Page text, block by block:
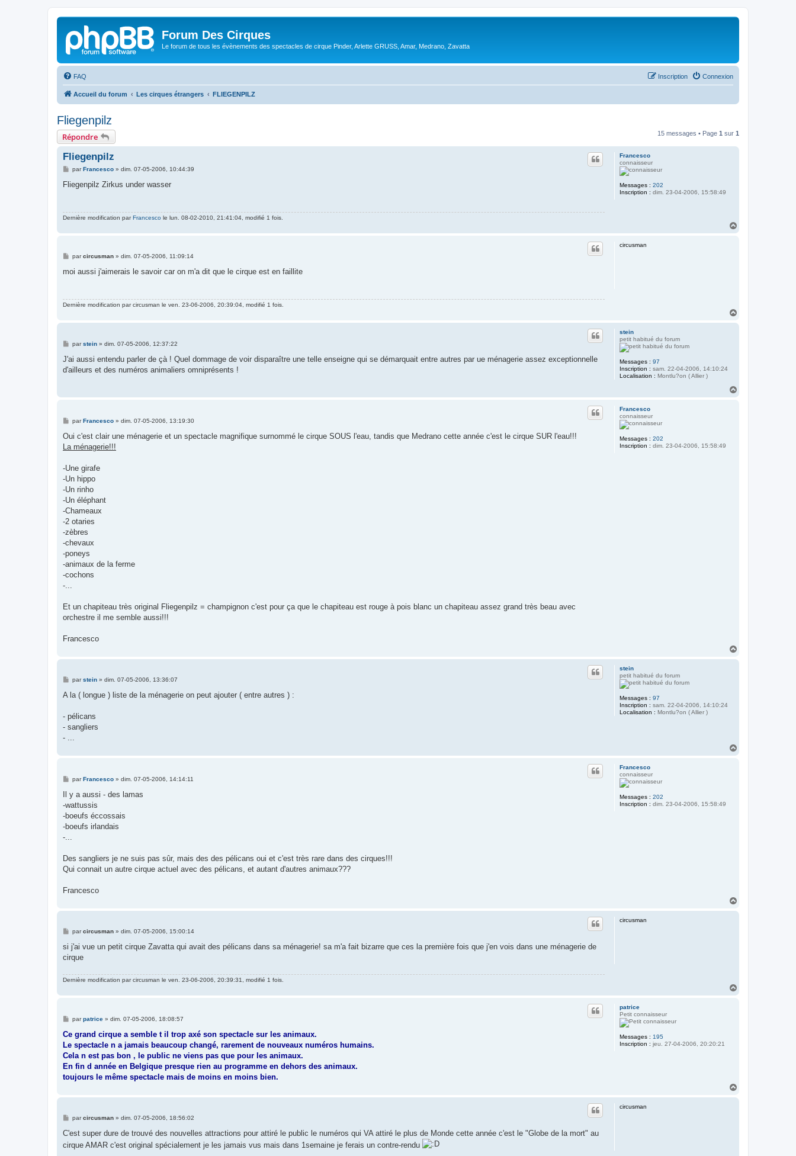
Forum Des Cirques
Le forum de tous les évènements des spectacles de cirque Pinder, Arlette GRUSS, Amar, Medrano, Zavatta
FAQ Connexion
Inscription
Accueil du forum Les cirques étrangers FLIEGENPILZ
Fliegenpilz
Répondre 15 messages • Page 1 sur 1
Francesco
connaisseur
Messages : 202
Inscription : dim. 23-04-2006, 15:58:49
Fliegenpilz
M
s
e
parFrancesco» dim. 07-05-2006, 10:44:39
Fliegenpilz Zirkus under wasser
Dernière modification parFrancesco le lun. 08-02-2010, 21:41:04, modifié 1 fois.
circusman
M
s
e
parcircusman» dim. 07-05-2006, 11:09:14
moi aussi j'aimerais le savoir car on m'a dit que le cirque est en faillite
Dernière modification parcircusman le ven. 23-06-2006, 20:39:04, modifié 1 fois.
stein
petit habitué du forum
Messages : 97
Inscription : sam. 22-04-2006, 14:10:24
Localisation : Montlu?on ( Allier )
M
s
a
parstein» dim. 07-05-2006, 12:37:22
J'ai aussi entendu parler de çà ! Quel dommage de voir disparaître une telle enseigne qui se démarquait entre autres par ue ménagerie assez exceptionnelle
d'ailleurs et des numéros animaliers omniprésents !
Francesco
connaisseur
Messages : 202
Inscription : dim. 23-04-2006, 15:58:49
M
s
a
parFrancesco» dim. 07-05-2006, 13:19:30
Oui c'est clair une ménagerie et un spectacle magnifique surnommé le cirque SOUS l'eau, tandis que Medrano cette année c'est le cirque SUR l'eau!!!
La ménagerie!!!
-Une girafe
-Un hippo
-Un rinho
-Un éléphant
-Chameaux
-2 otaries
-zèbres
-chevaux
-poneys
-animaux de la ferme
-cochons
-...
Et un chapiteau très original Fliegenpilz = champignon c'est pour ça que le chapiteau est rouge à pois blanc un chapiteau assez grand très beau avec
orchestre il me semble aussi!!!
Francesco
stein
petit habitué du forum
Messages : 97
Inscription : sam. 22-04-2006, 14:10:24
Localisation : Montlu?on ( Allier )
M
s
g
parstein» dim. 07-05-2006, 13:36:07
A la ( longue ) liste de la ménagerie on peut ajouter ( entre autres ) :
- pélicans
- sangliers
- ...
Francesco
connaisseur
Messages : 202
Inscription : dim. 23-04-2006, 15:58:49
M
s
s
a
g
parFrancesco» dim. 07-05-2006, 14:14:11
Il y a aussi - des lamas
-wattussis
-boeufs éccossais
-boeufs irlandais
-...
Des sangliers je ne suis pas sûr, mais des des pélicans oui et c'est très rare dans des cirques!!!
Qui connait un autre cirque actuel avec des pélicans, et autant d'autres animaux???
Francesco
circusman
M
s
s
a
e
parcircusman» dim. 07-05-2006, 15:00:14
si j'ai vue un petit cirque Zavatta qui avait des pélicans dans sa ménagerie! sa m'a fait bizarre que ces la première fois que j'en vois dans une ménagerie de
cirque
Dernière modification parcircusman le ven. 23-06-2006, 20:39:31, modifié 1 fois.
patrice
Petit connaisseur
Messages : 195
Inscription : jeu. 27-04-2006, 20:20:21
M
s
a
g
parpatrice» dim. 07-05-2006, 18:08:57
Ce grand cirque a semble t il trop axé son spectacle sur les animaux.
Le spectacle n a jamais beaucoup changé, rarement de nouveaux numéros humains.
Cela n est pas bon , le public ne viens pas que pour les animaux.
En fin d année en Belgique presque rien au programme en dehors des animaux.
toujours le même spectacle mais de moins en moins bien.
circusman
M
s
a
parcircusman» dim. 07-05-2006, 18:56:02
C'est super dure de trouvé des nouvelles attractions pour attiré le public le numéros qui VA attiré le plus de Monde cette année c'est le "Globe de la mort" au
cirque AMAR c'est original spécialement je les jamais vus mais dans 1semaine je ferais un contre-rendu